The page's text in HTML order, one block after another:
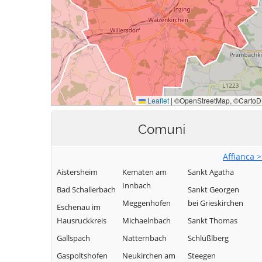
Comuni
Affianca
Aistersheim
Bad Schallerbach
Eschenau im
Hausruckkreis
Gallspach
Gaspoltshofen
Kematen am
Innbach
Meggenhofen
Michaelnbach
Natternbach
Neukirchen am
Sankt Agatha
Sankt Georgen
bei Grieskirchen
Sankt Thomas
Schlüßlberg
Steegen